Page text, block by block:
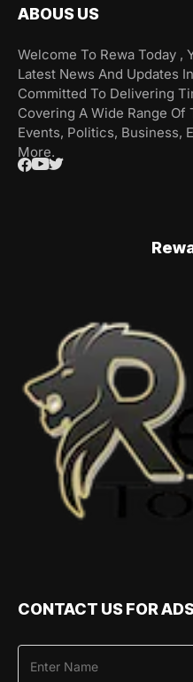
ABOUS US
Welcome To Rewa Today ,
Latest News And Updates
Committed To Delivering
Covering A Wide Range
Events, Politics, Business,
More.
CONTACT US FOR